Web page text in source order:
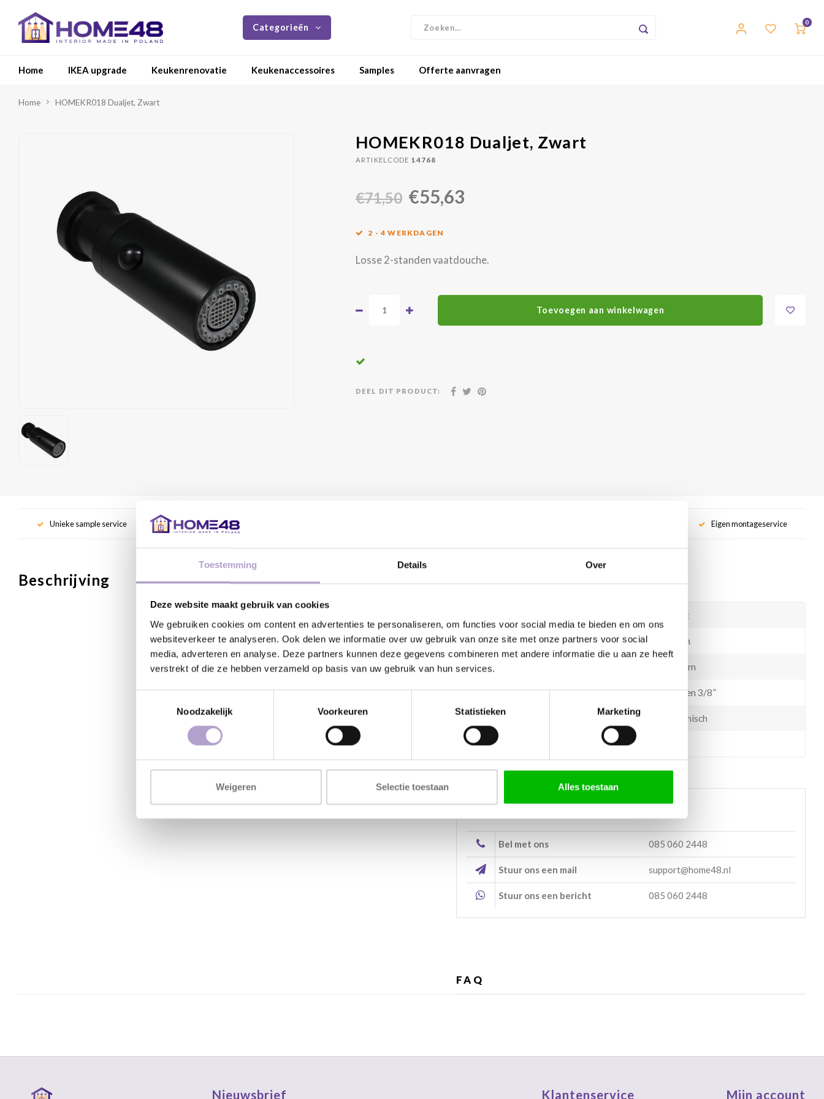
Toestemming Details Over
Deze website maakt gebruik van cookies
We gebruiken cookies om content en advertenties te personaliseren, om functies voor social media te bieden en om ons
websiteverkeer te analyseren. Ook delen we informatie over uw gebruik van onze site met onze partners voor social
media, adverteren en analyse. Deze partners kunnen deze gegevens combineren met andere informatie die u aan ze heeft
verstrekt of die ze hebben verzameld op basis van uw gebruik van hun services.
Noodzakelijk
Voorkeuren Statistieken Marketing
Weigeren Selectie toestaan Alles toestaan
Categorieën 0
Home IKEA upgrade Keukenrenovatie Keukenaccessoires Samples Offerte aanvragen
Home HOMEKR018 Dualjet, Zwart
HOMEKR018 Dualjet, Zwart
ARTIKELCODE 14768
€71,50 €55,63
2 - 4 WERKDAGEN
Losse 2-standen vaatdouche.
Toevoegen aan winkelwagen
DEEL DIT PRODUCT:
Unieke sample service Eigen montageservice
Beschrijving Specificaties
Zwart
Kraangat 35mm
Uitloop 180mm
Aansluiting Slangen 3/8”
Cartouche Keramisch
Kiwa keurmerk
Kunnen wij helpen?
Bel met ons 085 060 2448
Stuur ons een mail support@home48.nl
Stuur ons een bericht 085 060 2448
FAQ
Nieuwsbrief Klantenservice Mijn account